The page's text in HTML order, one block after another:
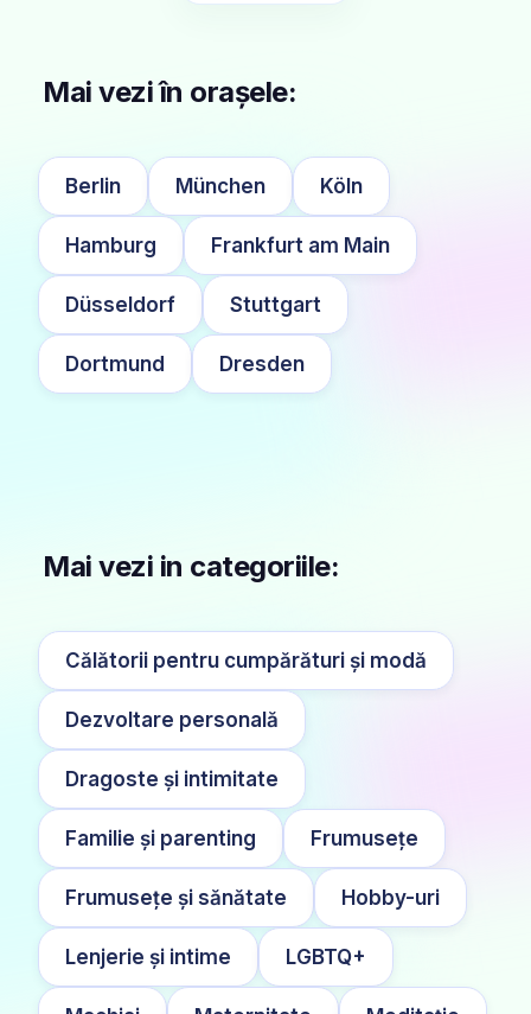
Mai vezi în orașele:
Berlin München Köln
Hamburg Frankfurt am Main
Düsseldorf Stuttgart
Dortmund Dresden
Mai vezi in categoriile:
Călătorii pentru cumpărături și modă
Dezvoltare personală
Dragoste și intimitate
Familie și parenting Frumusețe
Frumusețe și sănătate Hobby-uri
Lenjerie și intime LGBTQ+